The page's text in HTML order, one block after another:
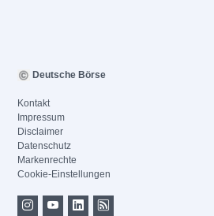
Deutsche Börse
Kontakt
Impressum
Disclaimer
Datenschutz
Markenrechte
Cookie-Einstellungen